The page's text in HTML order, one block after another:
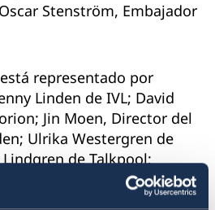
Stenström, Embajador
representado por
Linden de IVL; David
Jin Moen, Director del
Ulrika Westergren de
de Talkpool;
de IMCG; Olle Bergdahl y
de Uppsala; Ågot